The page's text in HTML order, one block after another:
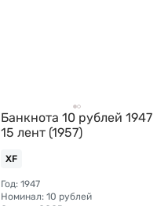
Банкнота 10 рублей 1947
15 лент (1957)
XF
Год: 1947
Номинал: 10 рублей